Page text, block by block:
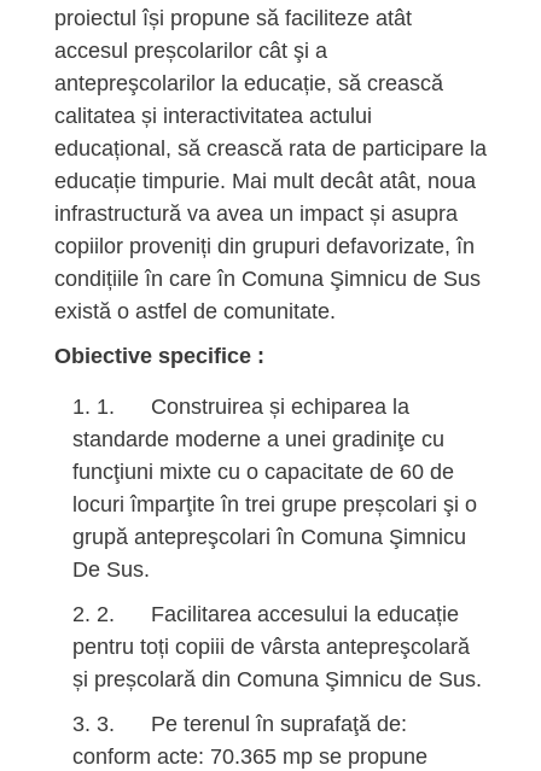
proiectul își propune să faciliteze atât
accesul preșcolarilor cât şi a
antepreşcolarilor la educație, să crească
calitatea și interactivitatea actului
educațional, să crească rata de participare la
educație timpurie. Mai mult decât atât, noua
infrastructură va avea un impact și asupra
copiilor proveniți din grupuri defavorizate, în
condițiile în care în Comuna Şimnicu de Sus
există o astfel de comunitate.
Obiective specifice :
1. Construirea și echiparea la
standarde moderne a unei gradiniţe cu
funcţiuni mixte cu o capacitate de 60 de
locuri împarţite în trei grupe preșcolari şi o
grupă antepreşcolari în Comuna Şimnicu
De Sus.
2. Facilitarea accesului la educație
pentru toți copiii de vârsta antepreşcolară
și preșcolară din Comuna Şimnicu de Sus.
3. Pe terenul în suprafaţă de:
conform acte: 70.365 mp se propune